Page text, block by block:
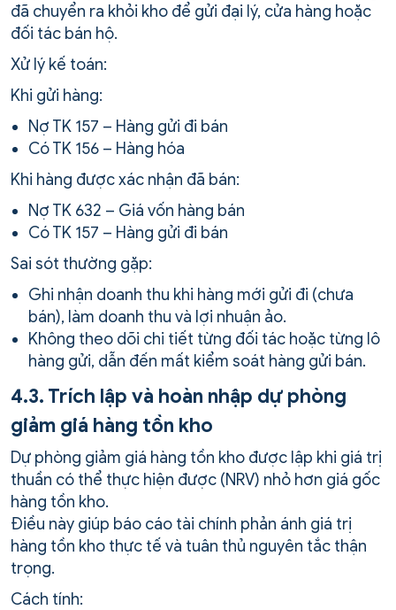
đã chuyển ra khỏi kho để gửi đại lý, cửa hàng hoặc
đối tác bán hộ.
Xử lý kế toán:
Khi gửi hàng:
Nợ TK 157 – Hàng gửi đi bán
Có TK 156 – Hàng hóa
Khi hàng được xác nhận đã bán:
Nợ TK 632 – Giá vốn hàng bán
Có TK 157 – Hàng gửi đi bán
Sai sót thường gặp:
Ghi nhận doanh thu khi hàng mới gửi đi (chưa
bán), làm doanh thu và lợi nhuận ảo.
Không theo dõi chi tiết từng đối tác hoặc từng lô
hàng gửi, dẫn đến mất kiểm soát hàng gửi bán.
4.3. Trích lập và hoàn nhập dự phòng
giảm giá hàng tồn kho
Dự phòng giảm giá hàng tồn kho được lập khi giá trị
thuần có thể thực hiện được (NRV) nhỏ hơn giá gốc
hàng tồn kho.
Điều này giúp báo cáo tài chính phản ánh giá trị
hàng tồn kho thực tế và tuân thủ nguyên tắc thận
trọng.
Cách tính: